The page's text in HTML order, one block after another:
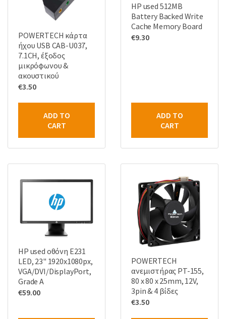
POWERTECH κάρτα
ήχου USB CAB-U037,
7.1CH, έξοδος
μικρόφωνου &
ακουστικού
€3.50
ADD TO
CART
HP used 512MB
Battery Backed Write
Cache Memory Board
€9.30
ADD TO
CART
HP used οθόνη E231
LED, 23" 1920x1080px,
VGA/DVI/DisplayPort,
Grade A
€59.00
POWERTECH
ανεμιστήρας PT-155,
80 x 80 x 25mm, 12V,
3pin & 4 βίδες
€3.50